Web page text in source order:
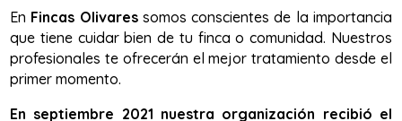
En Fincas Olivaressomos conscientes de la importancia
que tiene cuidar bien de tu finca o comunidad. Nuestros
profesionales te ofrecerán el mejor tratamiento desde el
primer momento.
En septiembre 2021 nuestra organización recibió el